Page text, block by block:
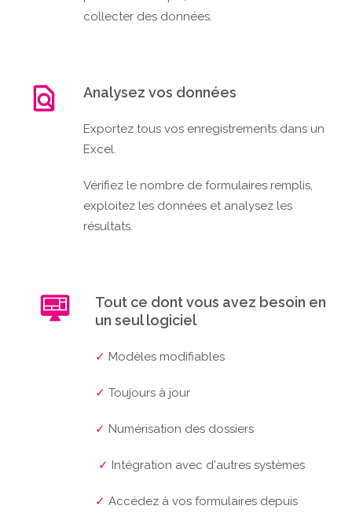
collecter des données.
Analysez vos données
Exportez tous vos enregistrements dans un
Excel.
Vérifiez le nombre de formulaires remplis,
exploitez les données et analysez les
résultats.
Tout ce dont vous avez besoin en
un seul logiciel
✓ Modèles modifiables
✓ Toujours à jour
✓ Numérisation des dossiers
✓ Intégration avec d'autres systèmes
✓ Accédez à vos formulaires depuis